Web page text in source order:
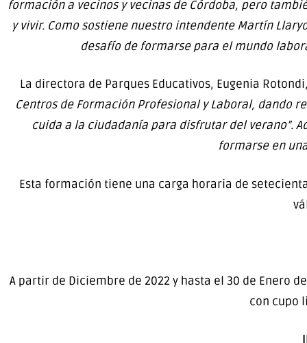
formación a vecinos y vecinas de Córdoba, pero
y vivir. Como sostiene nuestro intendente Martín
desafío de formarse para el mundo
La directora de Parques Educativos, Eugenia
Centros de Formación Profesional y Laboral, dando
cuida a la ciudadanía para disfrutar del verano”.
formarse en
Esta formación tiene una carga horaria de
A partir de Diciembre de 2022 y hasta el 30 de Enero
con cupo